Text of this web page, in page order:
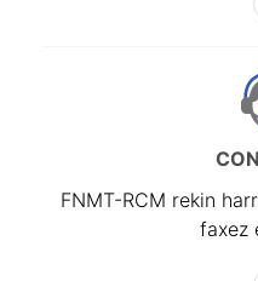
FNMT-RCM rekin
faxez